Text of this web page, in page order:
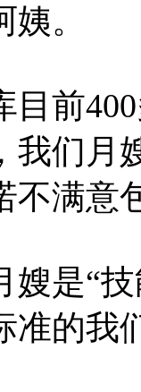
。
目前
我们
不满意
嫂是“
准的我